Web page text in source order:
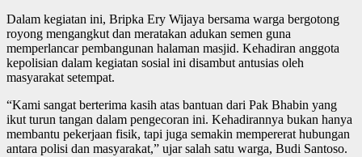
Dalam kegiatan ini, Bripka Ery Wijaya bersama warga bergotong
royong mengangkut dan meratakan adukan semen guna
memperlancar pembangunan halaman masjid. Kehadiran anggota
kepolisian dalam kegiatan sosial ini disambut antusias oleh
masyarakat setempat.
“Kami sangat berterima kasih atas bantuan dari Pak Bhabin yang
ikut turun tangan dalam pengecoran ini. Kehadirannya bukan hanya
membantu pekerjaan fisik, tapi juga semakin mempererat hubungan
antara polisi dan masyarakat,” ujar salah satu warga, Budi Santoso.